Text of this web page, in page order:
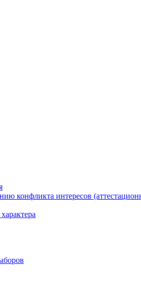
конфликта интересов